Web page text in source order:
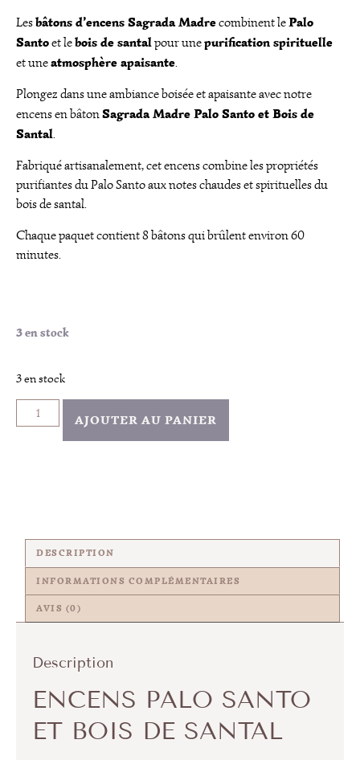
Lesbâtons d’encens Sagrada Madrecombinent lePalo
Santoet lebois de santalpour unepurification spirituelle
et uneatmosphère apaisante.
Plongez dans une ambiance boisée et apaisante avec notre
encens en bâtonSagrada Madre Palo Santo et Bois de
Santal.
Fabriqué artisanalement, cet encens combine les propriétés
purifiantes du Palo Santo aux notes chaudes et spirituelles du
bois de santal.
Chaque paquet contient 8 bâtons qui brûlent environ 60
minutes.
3 en stock
3 en stock
AJOUTER AU PANIER
DESCRIPTION
INFORMATIONS COMPLÉMENTAIRES
AVIS (0)
Description
ENCENS PALO SANTO
ET BOIS DE SANTAL